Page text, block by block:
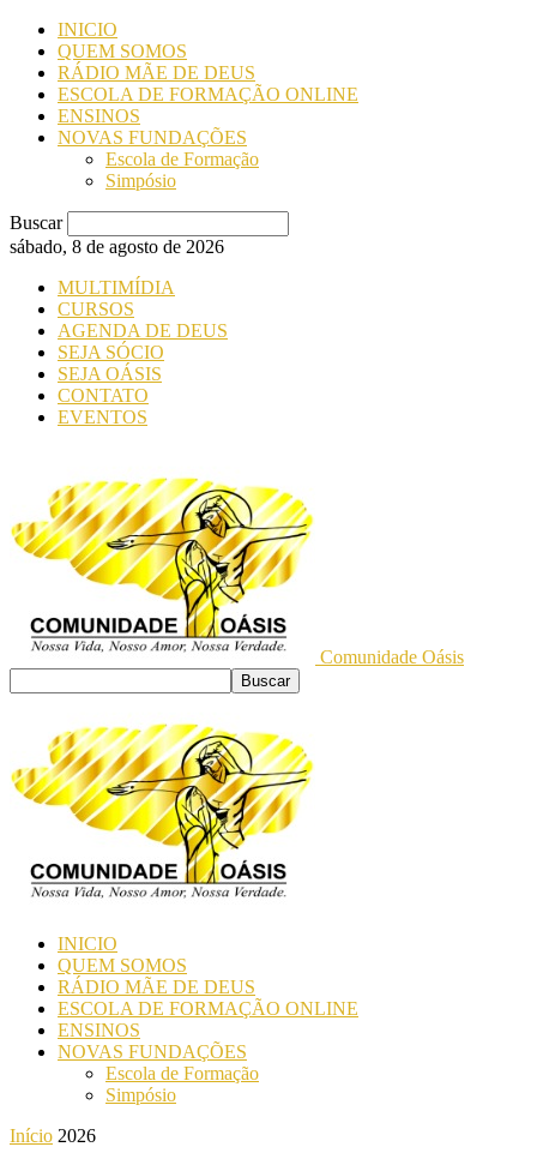
INICIO
QUEM SOMOS
RÁDIO MÃE DE DEUS
ESCOLA DE FORMAÇÃO ONLINE
ENSINOS
NOVAS FUNDAÇÕES
Escola de Formação
Simpósio
Buscar
sábado, 8 de agosto de 2026
MULTIMÍDIA
CURSOS
AGENDA DE DEUS
SEJA SÓCIO
SEJA OÁSIS
CONTATO
EVENTOS
Comunidade Oásis
INICIO
QUEM SOMOS
RÁDIO MÃE DE DEUS
ESCOLA DE FORMAÇÃO ONLINE
ENSINOS
NOVAS FUNDAÇÕES
Escola de Formação
Simpósio
Início 2026